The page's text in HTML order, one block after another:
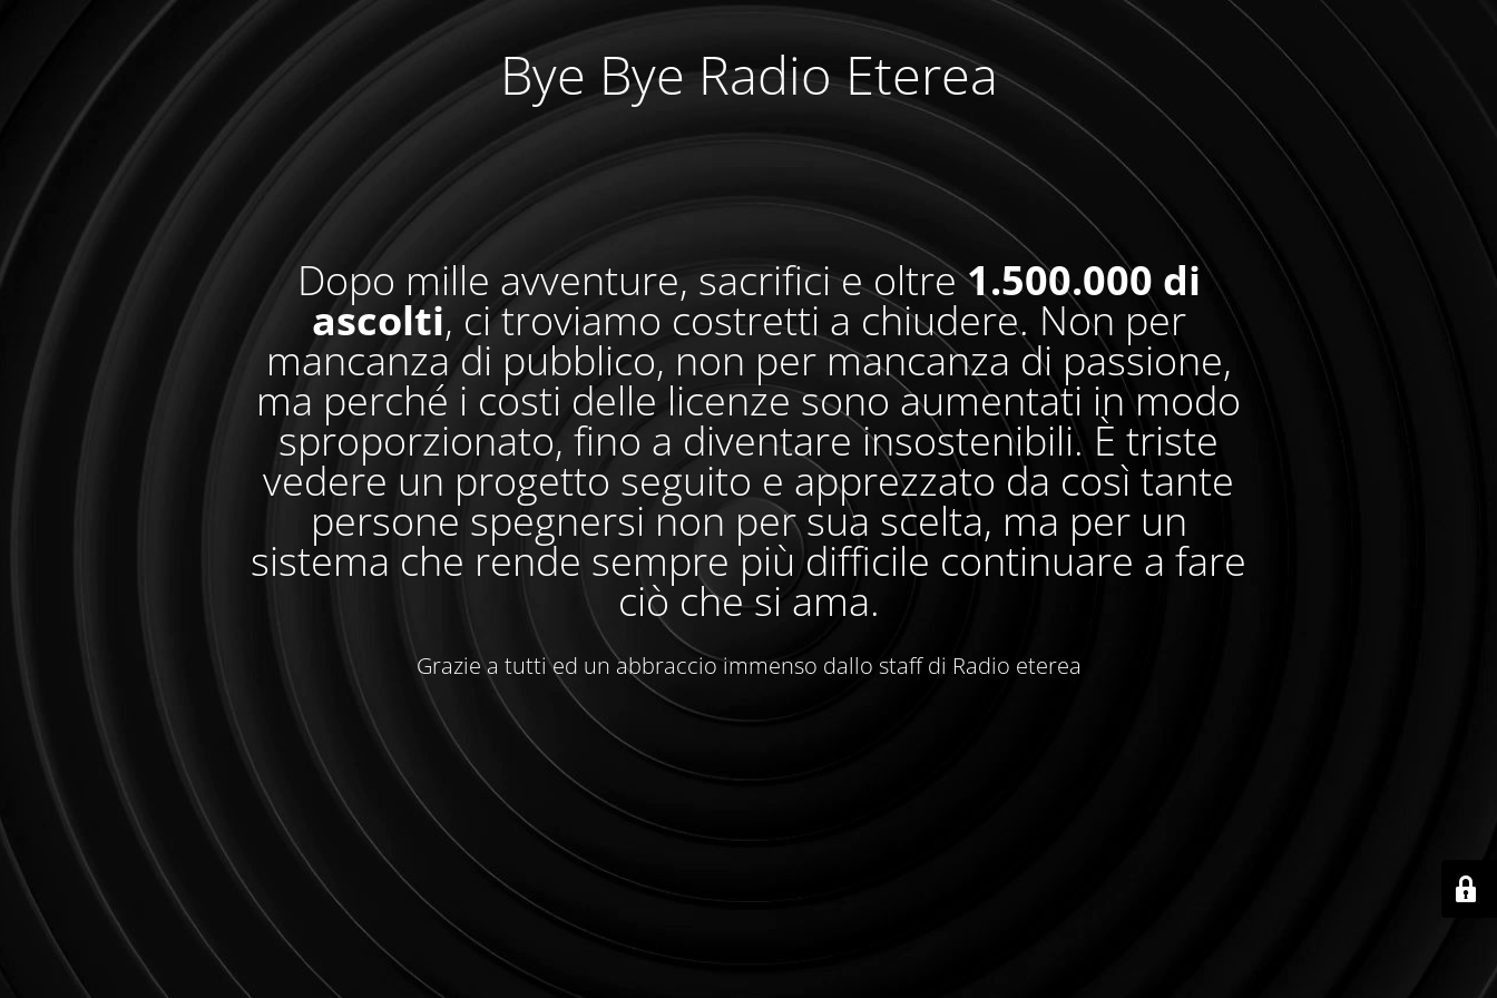
Bye Bye Radio Eterea
Dopo mille avventure, sacrifici e oltre1.500.000 di
ascolti, ci troviamo costretti a chiudere. Non per
mancanza di pubblico, non per mancanza di passione,
ma perché i costi delle licenze sono aumentati in modo
sproporzionato, fino a diventare insostenibili. È triste
vedere un progetto seguito e apprezzato da così tante
persone spegnersi non per sua scelta, ma per un
sistema che rende sempre più difficile continuare a fare
ciò che si ama.
Grazie a tutti ed un abbraccio immenso dallo staff di Radio eterea